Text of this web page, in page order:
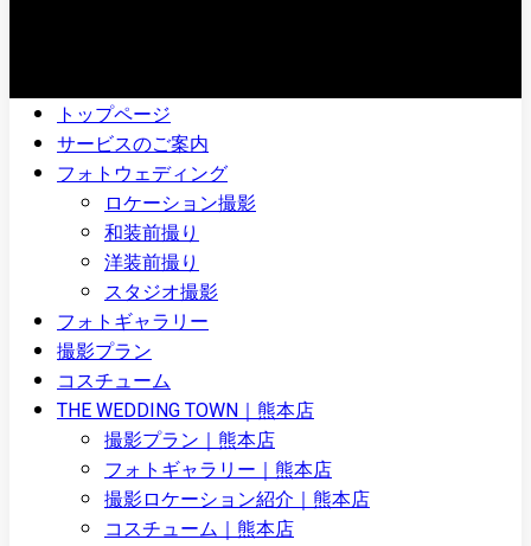
トップページ
サービスのご案内
フォトウェディング
ロケーション撮影
和装前撮り
洋装前撮り
スタジオ撮影
フォトギャラリー
撮影プラン
コスチューム
THE WEDDING TOWN｜熊本店
撮影プラン｜熊本店
フォトギャラリー｜熊本店
撮影ロケーション紹介｜熊本店
コスチューム｜熊本店